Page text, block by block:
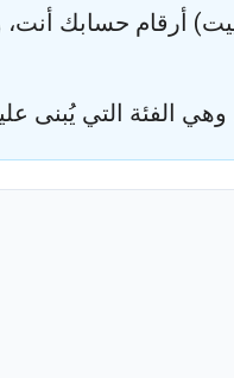
أرقام حسابك أنت،
وهي الفئة التي يُبنى